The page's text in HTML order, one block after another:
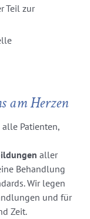
Teil zur
am Herzen
Patienten,
aller
Behandlung
Wir legen
und für
Zeit.